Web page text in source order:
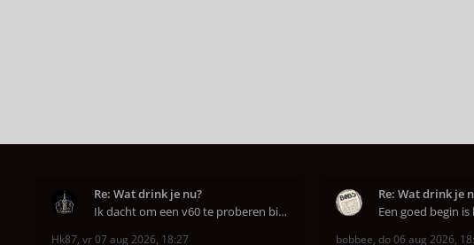
Re: Wat drink je nu?
Ik dacht om een v60 te proberen bij DAK in Amsterd
Hk87, vr 07 aug 2026, 18:27
Re: Wat drink je
bobbee, do 06 aug 2026,